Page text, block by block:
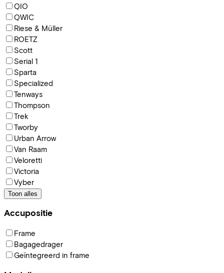
QIO
QWIC
Riese & Müller
ROETZ
Scott
Serial 1
Sparta
Specialized
Tenways
Thompson
Trek
Tworby
Urban Arrow
Van Raam
Veloretti
Victoria
Vyber
Toon alles
Accupositie
Frame
Bagagedrager
Geïntegreerd in frame